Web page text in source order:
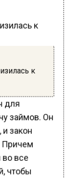
к
для
займов. Он
и закон
Причем
во все
чтобы